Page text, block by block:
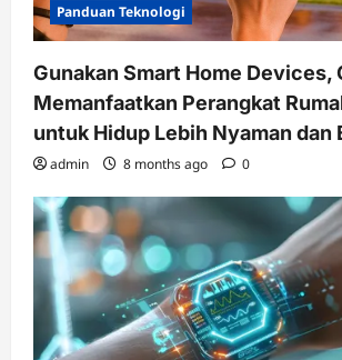
Panduan Teknologi
Gunakan Smart Home Devices,
Memanfaatkan Perangkat
untuk Hidup Lebih Nyaman dan
admin 8 months ago 0